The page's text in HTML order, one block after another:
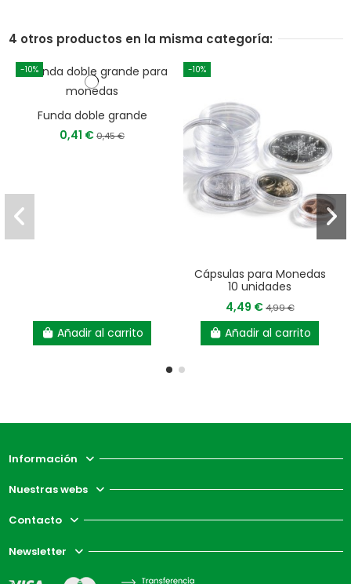
4 otros productos en la misma categoría:
-10%
Funda doble grande
0,41 €0,45 €
Añadir al carrito
-10%
Cápsulas para Monedas
10 unidades
4,49 €4,99 €
Añadir al carrito
Información
Nuestras webs
Contacto
Newsletter